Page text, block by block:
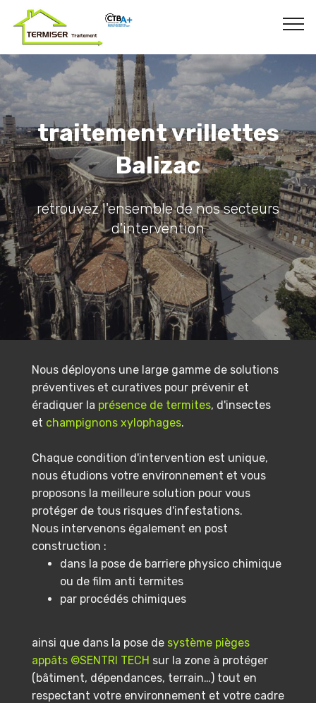
traitement vrillettes
Balizac
retrouvez l'ensemble de nos secteurs
d'intervention
Nous déployons une large gamme de solutions
préventives et curatives pour prévenir et
éradiquer la présence de termites, d'insectes
et champignons xylophages.
Chaque condition d'intervention est unique,
nous étudions votre environnement et vous
proposons la meilleure solution pour vous
protéger de tous risques d'infestations.
Nous intervenons également en post
construction :
dans la pose de barriere physico chimique
ou de film anti termites
par procédés chimiques
ainsi que dans la pose de système pièges
appâts ©SENTRI TECH sur la zone à protéger
(bâtiment, dépendances, terrain…) tout en
respectant votre environnement et votre cadre